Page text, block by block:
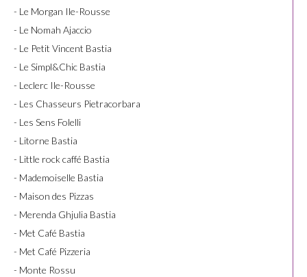
- Le Morgan Ile-Rousse
- Le Nomah Ajaccio
- Le Petit Vincent Bastia
- Le Simpl&Chic Bastia
- Leclerc Ile-Rousse
- Les Chasseurs Pietracorbara
- Les Sens Folelli
- Litorne Bastia
- Little rock caffé Bastia
- Mademoiselle Bastia
- Maison des Pizzas
- Merenda Ghjulia Bastia
- Met Café Bastia
- Met Café Pizzeria
- Monte Rossu